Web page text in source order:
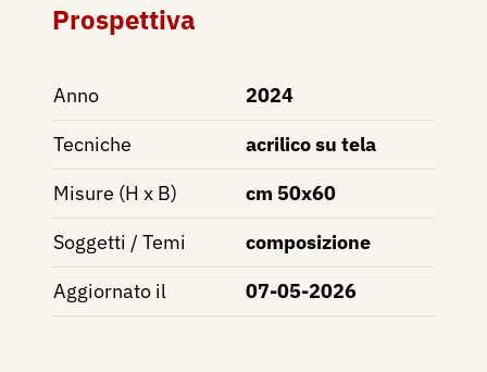
Prospettiva
Anno
2024
Tecniche
acrilico su tela
Misure (H x B)
cm 50x60
Soggetti / Temi
composizione
Aggiornato il
07-05-2026